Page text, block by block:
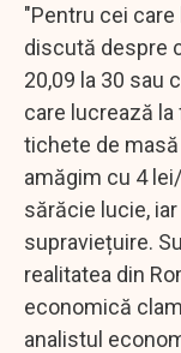
"Pentru cei
discută despre
20,09 la 30 sau
care lucrează
tichete de masă
amăgim cu 4
sărăcie lucie,
supraviețuire.
realitatea din
economică
analistul